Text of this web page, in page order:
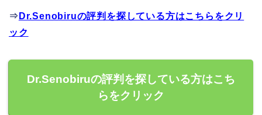
⇒ Dr.Senobiruの評判を探している方はこちらをクリ
ック
Dr.Senobiruの評判を探している方はこち
らをクリック